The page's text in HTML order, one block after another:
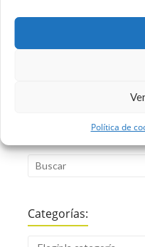
Política de
Sin comentarios
Categorías: